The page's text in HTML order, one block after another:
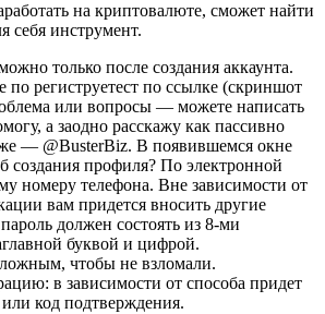
на криптовалюте, сможет найти
себя инструмент.
только после создания аккаунта.
по региструетест по ссылке (скриншот
или вопросы — можете написать
а заодно расскажу как пассивно
— @BusterBiz. В появившемся окне
создания профиля? По электронной
номеру телефона. Вне зависимости от
вам придется вносить другие
должен состоять из 8-ми
буквой и цифрой.
чтобы не взломали.
в зависимости от способа придет
код подтверждения.